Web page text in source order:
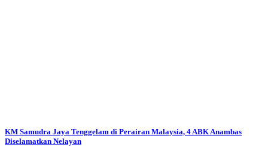
KM Samudra Jaya Tenggelam di Perairan Malaysia, 4 ABK Anambas
Diselamatkan Nelayan